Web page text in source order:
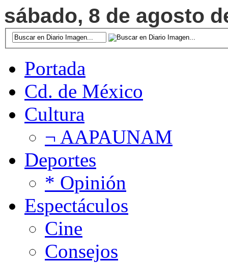
sábado, 8 de agosto
Portada
Cd. de México
Cultura
¬ AAPAUNAM
Deportes
* Opinión
Espectáculos
Cine
Consejos